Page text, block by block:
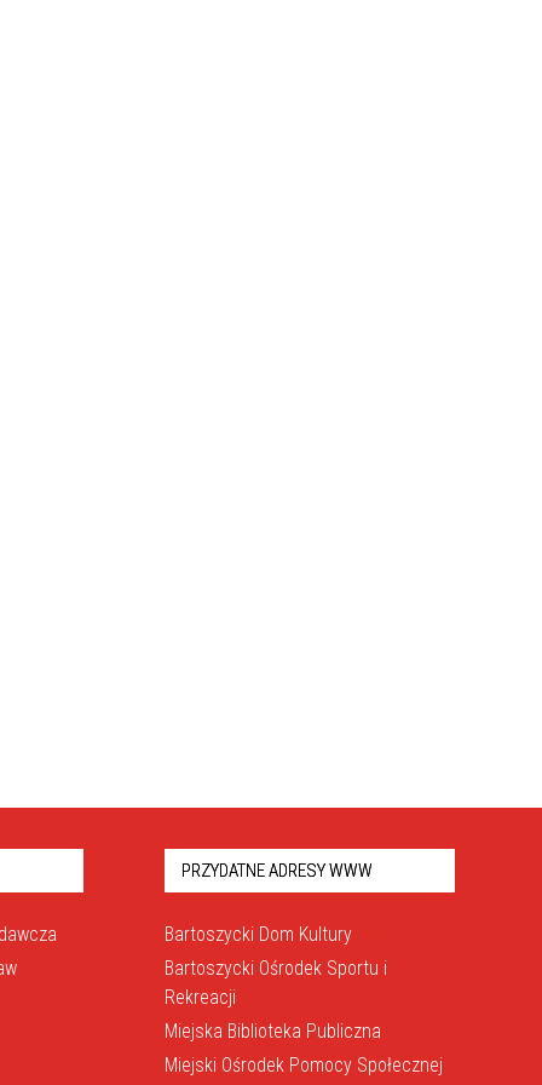
PRZYDATNE ADRESY WWW
Bartoszycki Dom Kultury
Bartoszycki Ośrodek Sportu i
Rekreacji
Miejska Biblioteka Publiczna
Miejski Ośrodek Pomocy Społecznej